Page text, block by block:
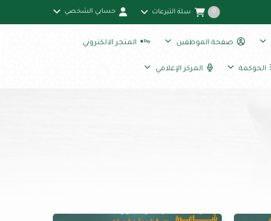
0 سلة التبرعات حسابي الشخصي
صفحة الموظفين المتجر الالكتروني
الحوكمة المركز الإعلامي